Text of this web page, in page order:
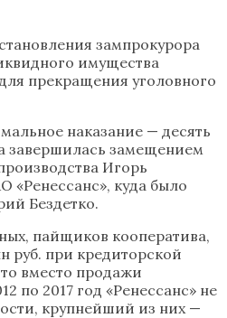
зампрокурора
имущества
прекращения уголовного
наказание — десять
завершилась замещением
Игорь
«Ренессанс», куда было
Бездетко.
пайщиков кооператива,
руб. при кредиторской
вместо продажи
по 2017 год «Ренессанс» не
крупнейший из них —